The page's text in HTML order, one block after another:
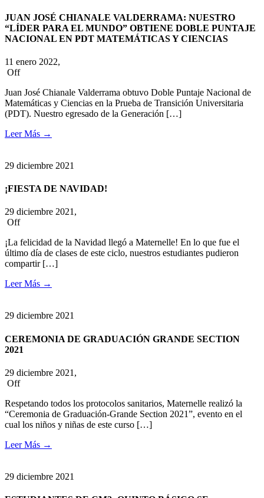
JUAN JOSÉ CHIANALE VALDERRAMA: NUESTRO
“LÍDER PARA EL MUNDO” OBTIENE DOBLE PUNTAJE
NACIONAL EN PDT MATEMÁTICAS Y CIENCIAS
11 enero 2022,
Off
Juan José Chianale Valderrama obtuvo Doble Puntaje Nacional de
Matemáticas y Ciencias en la Prueba de Transición Universitaria
(PDT). Nuestro egresado de la Generación […]
Leer Más →
29 diciembre 2021
¡FIESTA DE NAVIDAD!
29 diciembre 2021,
Off
¡La felicidad de la Navidad llegó a Maternelle! En lo que fue el
último día de clases de este ciclo, nuestros estudiantes pudieron
compartir […]
Leer Más →
29 diciembre 2021
CEREMONIA DE GRADUACIÓN GRANDE SECTION
2021
29 diciembre 2021,
Off
Respetando todos los protocolos sanitarios, Maternelle realizó la
“Ceremonia de Graduación-Grande Section 2021”, evento en el
cual los niños y niñas de este curso […]
Leer Más →
29 diciembre 2021